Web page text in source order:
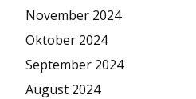
November 2024
Oktober 2024
September 2024
August 2024